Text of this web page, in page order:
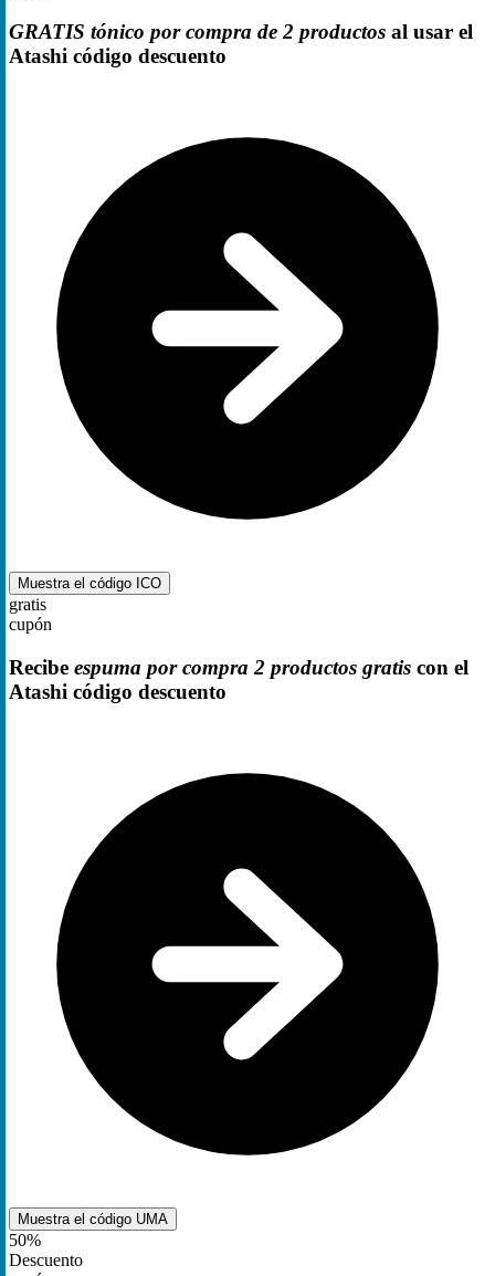
GRATIS tónico por compra de 2 productos al usar el
Atashi código descuento
Muestra el código ICO
gratis
cupón
Recibe espuma por compra 2 productos gratis con el
Atashi código descuento
Muestra el código UMA
50%
Descuento